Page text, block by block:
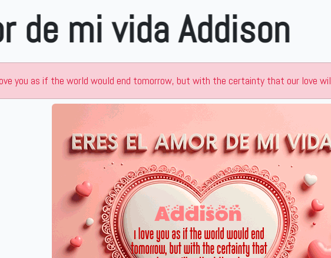
Addison
you as if the world would end tomorrow, but with the certainty that our love